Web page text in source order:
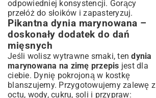
odpowiedniej konsystencji. Gorący
przełóż do słoików i zapasteryzuj.
Pikantna dynia marynowana –
doskonały dodatek do dań
mięsnych
Jeśli wolisz wytrawne smaki, tendynia
marynowana na zimę przepis jest dla
ciebie. Dynię pokrojoną w kostkę
blanszujemy. Przygotowujemy zalewę z
octu, wody, cukru, soli i przypraw: